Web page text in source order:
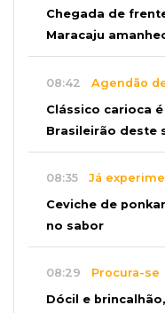
Chegada de
Maracaju
08:42 Agendão
Clássico carioca
Brasileirão deste
08:35 Já
Ceviche de
no sabor
08:29 Procura-se
Dócil e